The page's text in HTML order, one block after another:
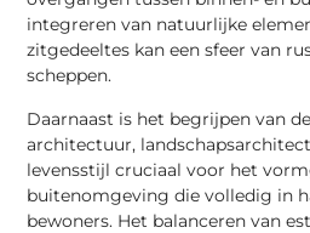
integreren van natuurlijke
zitgedeeltes kan een sfeer van
scheppen.
Daarnaast is het begrijpen van
architectuur,
levensstijl cruciaal voor het
buitenomgeving die volledig in
bewoners. Het balanceren van